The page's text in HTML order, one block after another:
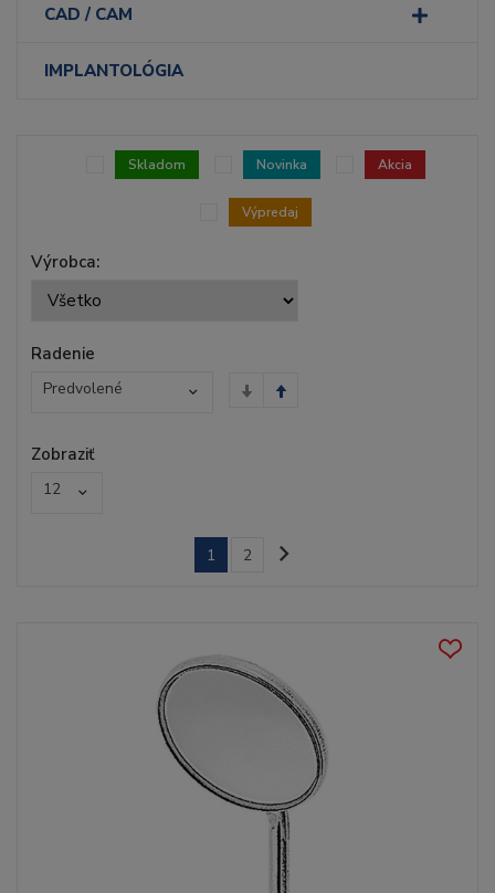
CAD / CAM
IMPLANTOLÓGIA
Výrobca:
Skladom Novinka Akcia
Výpredaj
Radenie
Predvolené
Zobraziť
12
1 2